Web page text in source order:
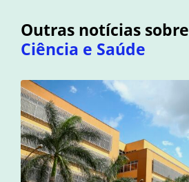
Outras notícias sobre
Ciência e Saúde